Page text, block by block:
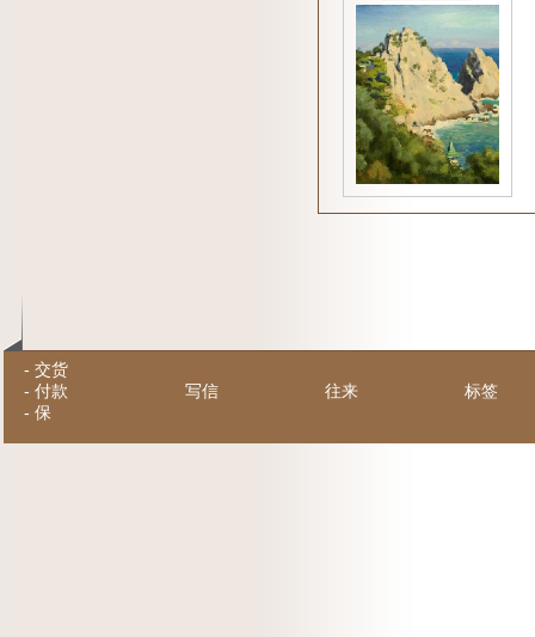
- 交货
- 付款
- 保
写信 往来 标签